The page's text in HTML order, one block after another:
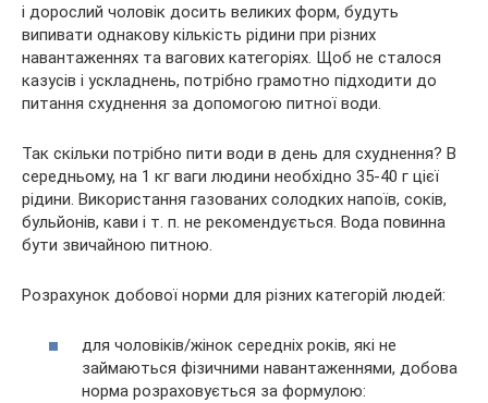
і дорослий чоловік досить великих форм, будуть
випивати однакову кількість рідини при різних
навантаженнях та вагових категоріях. Щоб не сталося
казусів і ускладнень, потрібно грамотно підходити до
питання схуднення за допомогою питної води.
Так скільки потрібно пити води в день для схуднення? В
середньому, на 1 кг ваги людини необхідно 35-40 г цієї
рідини. Використання газованих солодких напоїв, соків,
бульйонів, кави і т. п. не рекомендується. Вода повинна
бути звичайною питною.
Розрахунок добової норми для різних категорій людей:
для чоловіків/жінок середніх років, які не
займаються фізичними навантаженнями, добова
норма розраховується за формулою: